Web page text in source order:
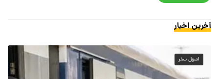
آخرین اخبار
اصول سفر